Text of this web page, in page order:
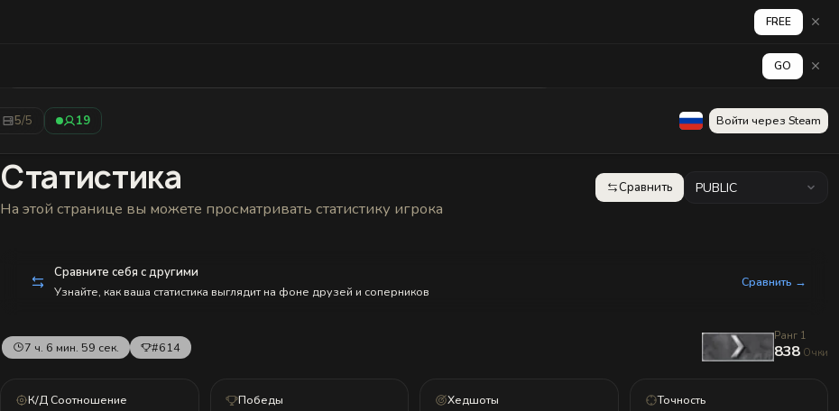
5/5 19 Войти через Steam
Статистика
Статистика
На этой странице вы можете просматривать статистику игрока
Сравнить PUBLIC
Сравните себя с другими
Узнайте, как ваша статистика выглядит на фоне друзей и соперников
Сравнить →
7 ч. 6 мин. 59 сек. #614
Ранг 1
838 Очки
К/Д Соотношение Победы Хедшоты Точность
FREE
GO